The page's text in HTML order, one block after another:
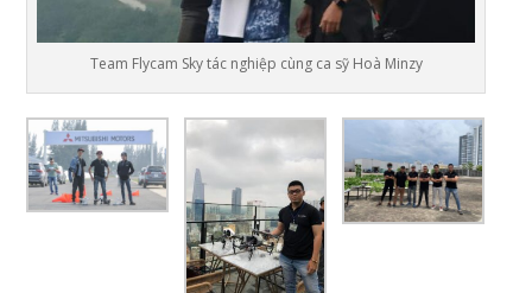
Team Flycam Sky tác nghiệp cùng ca sỹ Hoà Minzy